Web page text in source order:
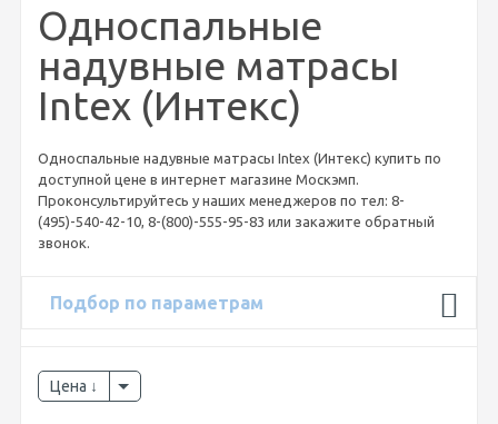
Односпальные
надувные матрасы
Intex (Интекс)
Односпальные надувные матрасы Intex (Интекс) купить по
доступной цене в интернет магазине Москэмп.
Проконсультируйтесь у наших менеджеров по тел: 8-
(495)-540-42-10, 8-(800)-555-95-83 или закажите обратный
звонок.
Подбор по параметрам
Цена